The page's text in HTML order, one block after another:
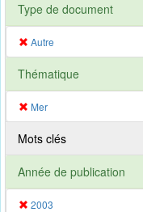
Type de document
Autre
Thématique
Mer
Mots clés
Année de publication
2003